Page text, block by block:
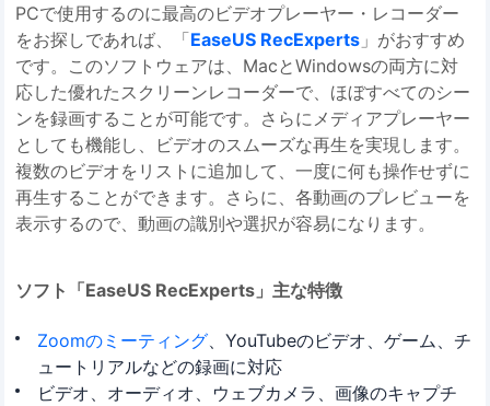
PCで使用するのに最高のビデオプレーヤー・レコーダー
をお探しであれば、「EaseUS RecExperts 」がおすすめ
です。このソフトウェアは、MacとWindowsの両方に対
応した優れたスクリーンレコーダーで、ほぼすべてのシー
ンを録画することが可能です。さらにメディアプレーヤー
としても機能し、ビデオのスムーズな再生を実現します。
複数のビデオをリストに追加して、一度に何も操作せずに
再生することができます。さらに、各動画のプレビューを
表示するので、動画の識別や選択が容易になります。
ソフト「EaseUS RecExperts」主な特徴
Zoomのミーティング、YouTubeのビデオ、ゲーム、チ
ュートリアルなどの録画に対応
ビデオ、オーディオ、ウェブカメラ、画像のキャプチ